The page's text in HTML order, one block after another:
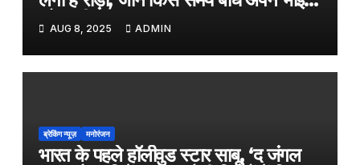
को राखी
AUG 8, 2025 ADMIN
ब्रेकिंग न्यूज़ मनोरंजन
भारत के पहले हॉलीवुड स्टार साबू, ‘द जंगल